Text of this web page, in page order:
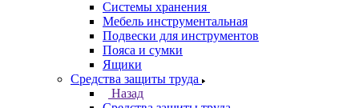
Системы хранения
Мебель инструментальная
Подвески для инструментов
Пояса и сумки
Ящики
Средства защиты труда
Назад